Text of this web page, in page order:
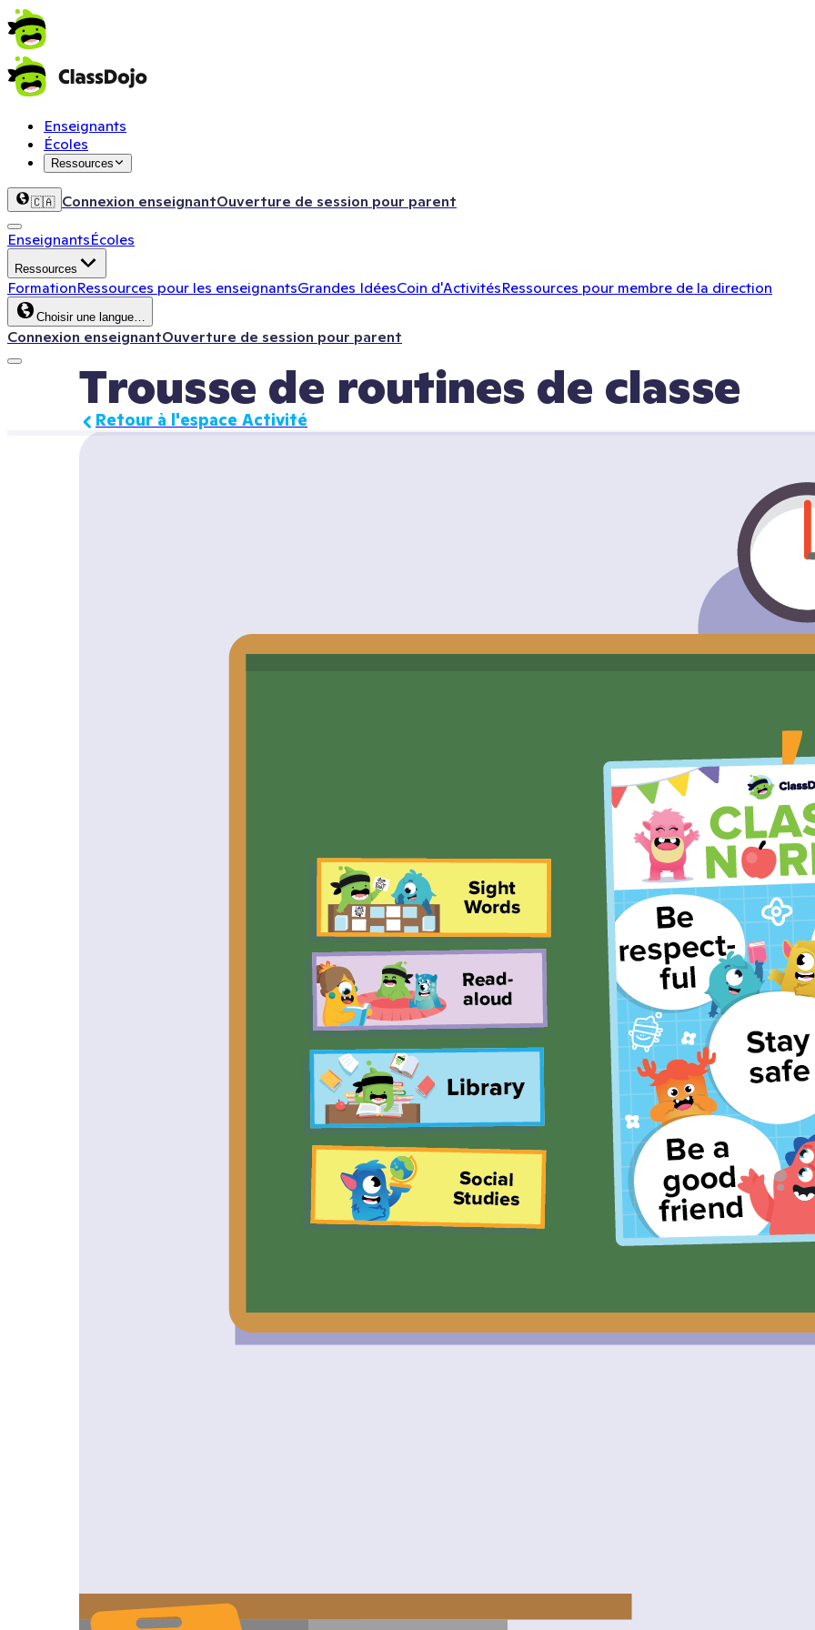
Enseignants
Écoles
Ressources
🇨🇦 Connexion enseignantOuverture de session pour parent
EnseignantsÉcoles
Ressources
FormationRessources pour les enseignantsGrandes IdéesCoin d'ActivitésRessources pour membre de la direction
Choisir une langue…
Connexion enseignantOuverture de session pour parent
Trousse de routines de classe
Retour à l'espace Activité